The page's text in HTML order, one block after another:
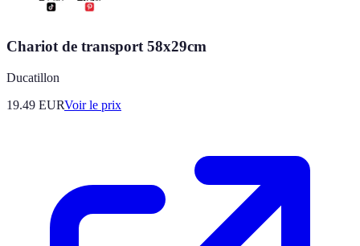
Chariot de transport 58x29cm
Ducatillon
19.49 EURVoir le prix